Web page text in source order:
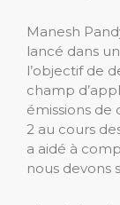
Manesh
lancé dans
l’objectif de
champ
émissions de
2 au cours
a aidé à
nous devons